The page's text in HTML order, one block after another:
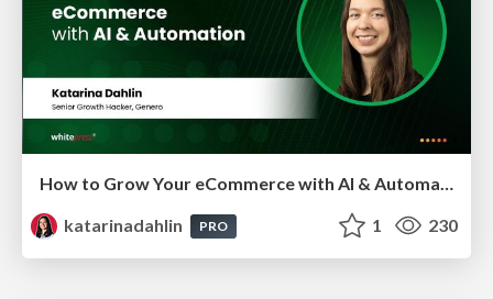
How to Grow Your eCommerce with AI & Automation
katarinadahlin
PRO 1 230